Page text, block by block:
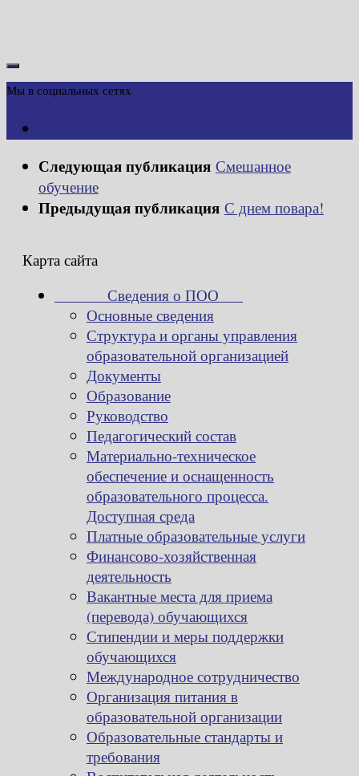
Мы в социальных сетях
Следующая публикация Смешанное
обучение
Предыдущая публикация С днем повара!
Карта сайта
Сведения о ПОО
Основные сведения
Структура и органы управления
образовательной организацией
Документы
Образование
Руководство
Педагогический состав
Материально-техническое
обеспечение и оснащенность
образовательного процесса.
Доступная среда
Платные образовательные услуги
Финансово-хозяйственная
деятельность
Вакантные места для приема
(перевода) обучающихся
Стипендии и меры поддержки
обучающихся
Международное сотрудничество
Организация питания в
образовательной организации
Образовательные стандарты и
требования